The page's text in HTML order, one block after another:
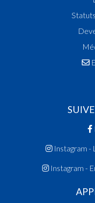
Instagram -
Instagram -